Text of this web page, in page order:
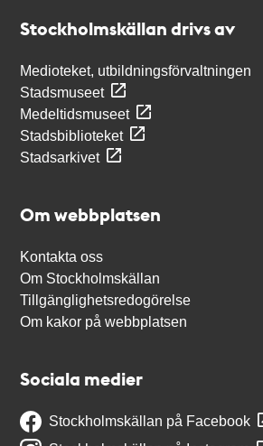
Stockholmskällan drivs av
Medioteket, utbildningsförvaltningen
Stadsmuseet
Medeltidsmuseet
Stadsbiblioteket
Stadsarkivet
Om webbplatsen
Kontakta oss
Om Stockholmskällan
Tillgänglighetsredogörelse
Om kakor på webbplatsen
Sociala medier
Stockholmskällan på Facebook